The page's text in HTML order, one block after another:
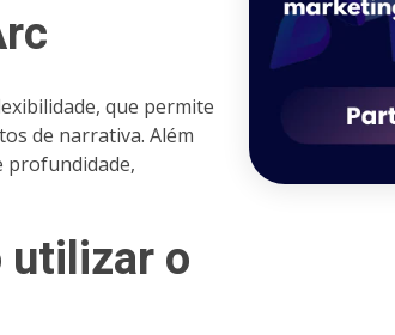
que permite
de narrativa. Além
profundidade,
utilizar o